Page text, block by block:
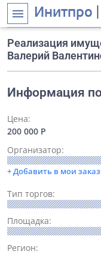
menu Инитпро
Реализация
Валерий
Информация
Цена:
200 000 Р
Организатор:
+ Добавить в мои
Тип торгов:
Площадка:
Регион: